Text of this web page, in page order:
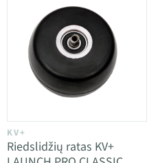
KV+
Riedslidžių ratas KV+